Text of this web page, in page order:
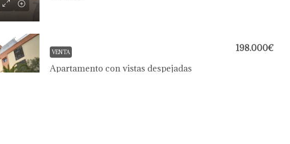
VENTA
Apartamento con vistas despejadas
198.000€